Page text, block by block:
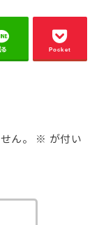
Pocket
ん。 ※ が付い